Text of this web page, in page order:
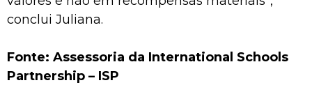
conclui Juliana.
Fonte: Assessoria da International Schools
Partnership – ISP